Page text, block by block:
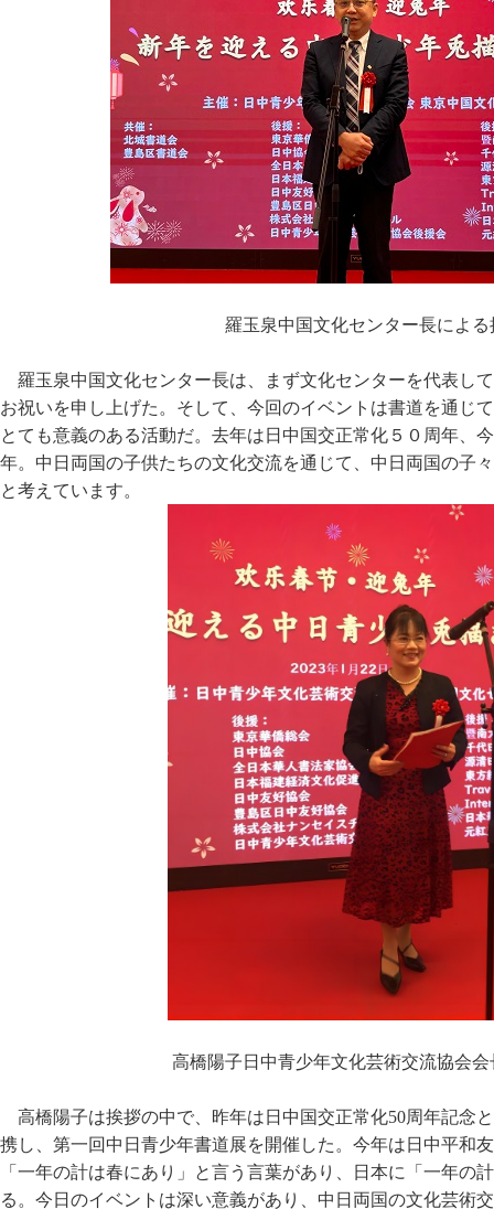
羅玉泉中国文化センター長による
羅玉泉中国文化センター長は、まず文化センターを代表し
お祝いを申し上げた。そして、今回のイベントは書道を通じ
とても意義のある活動だ。去年は日中国交正常化５０周年、
年。中日両国の子供たちの文化交流を通じて、中日両国の子
と考えています。
高橋陽子日中青少年文化芸術交流協会
高橋陽子は挨拶の中で、昨年は日中国交正常化50周年記念
携し、第一回中日青少年書道展を開催した。今年は日中平和
「一年の計は春にあり」と言う言葉があり、日本に「一年の
る。今日のイベントは深い意義があり、中日両国の文化芸術